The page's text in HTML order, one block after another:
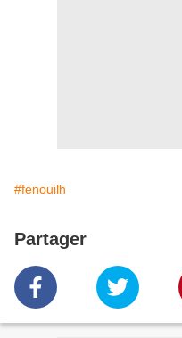
#fenouilh
Partager